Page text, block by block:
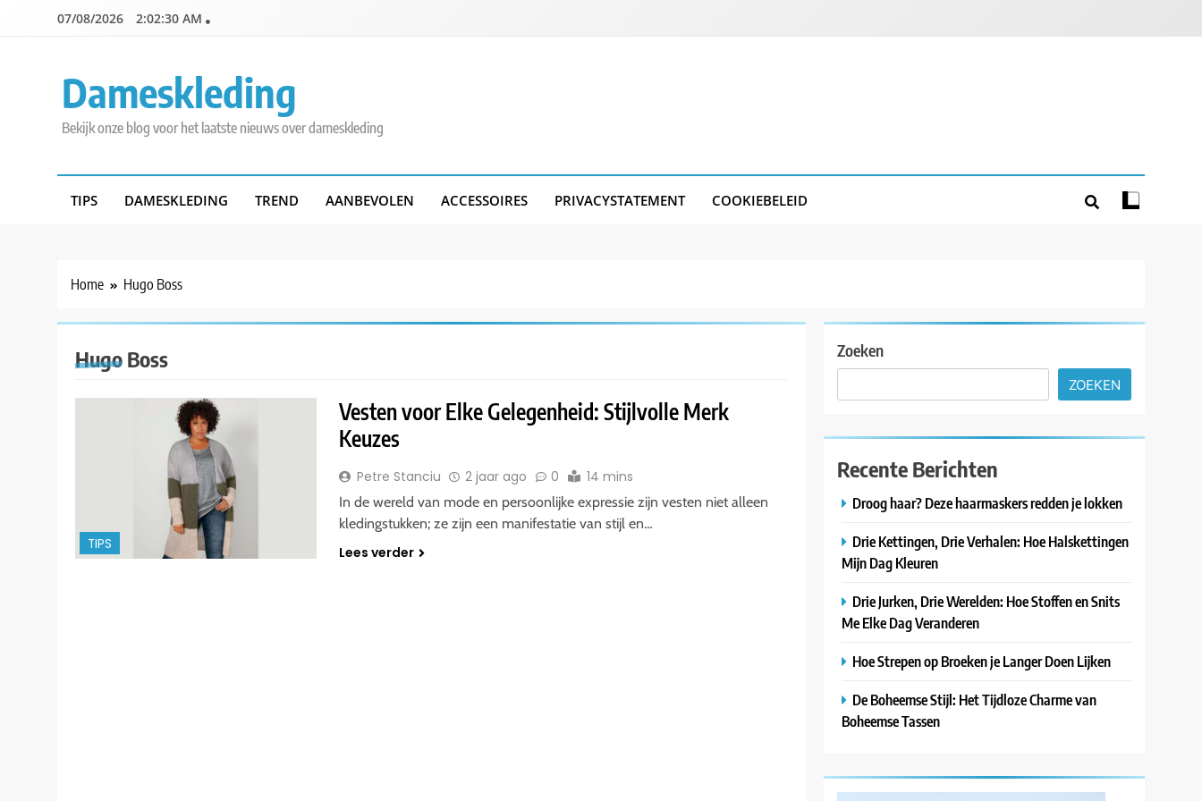
07/08/2026 2:02:30 AM
Dameskleding
Bekijk onze blog voor het laatste nieuws over dameskleding
TIPS DAMESKLEDING TREND AANBEVOLEN ACCESSOIRES PRIVACYSTATEMENT COOKIEBELEID
Home Hugo Boss
Hugo Boss
TIPS
Vesten voor Elke Gelegenheid: Stijlvolle Merk
Keuzes
Petre Stanciu 2 jaar ago 0 14 mins
In de wereld van mode en persoonlijke expressie zijn vesten niet alleen
kledingstukken; ze zijn een manifestatie van stijl en…
Lees verder
Zoeken
ZOEKEN
Recente Berichten
Droog haar? Deze haarmaskers redden je lokken
Drie Kettingen, Drie Verhalen: Hoe Halskettingen
Mijn Dag Kleuren
Drie Jurken, Drie Werelden: Hoe Stoffen en Snits
Me Elke Dag Veranderen
Hoe Strepen op Broeken je Langer Doen Lijken
De Boheemse Stijl: Het Tijdloze Charme van
Boheemse Tassen